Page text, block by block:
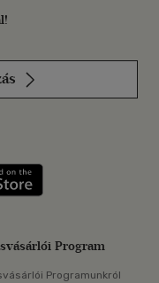
Szerezd meg: Google
Program
Programunkról